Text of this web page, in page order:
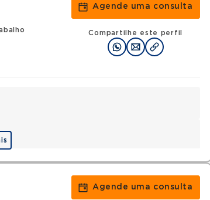
Agende uma consulta
Compartilhe este perfil
Agende uma consulta